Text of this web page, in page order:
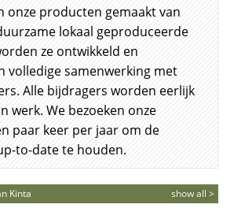
onze producten gemaakt van
lokaal geproduceerde
ze ontwikkeld en
volledige samenwerking met
Alle bijdragers worden eerlijk
werk. We bezoeken onze
paar keer per jaar om de
to-date te houden.
Kinta show all >